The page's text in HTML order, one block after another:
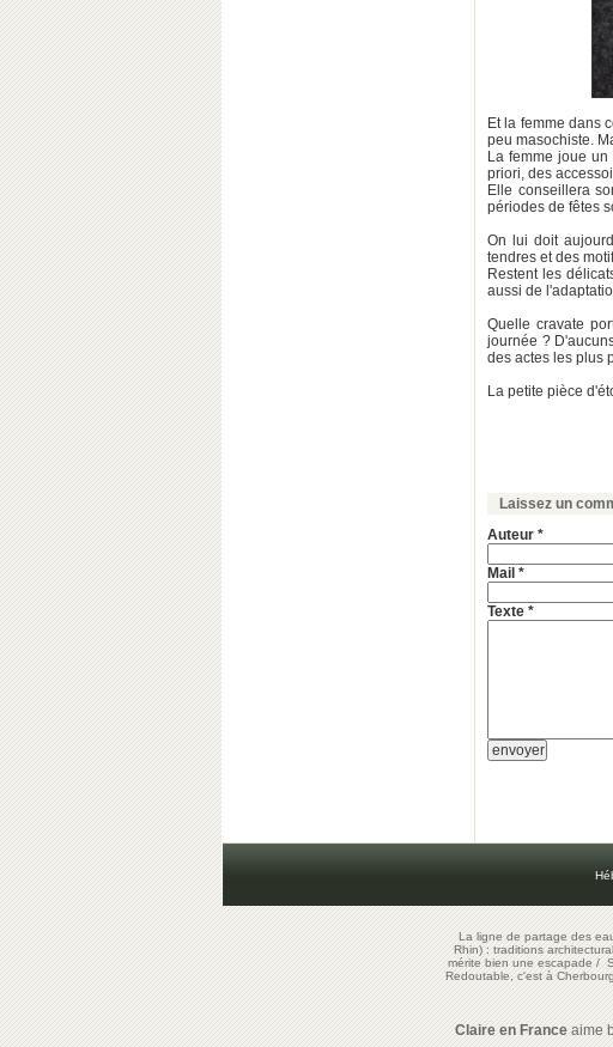
Et la femme dans
peu masochiste.
La femme joue
priori, des
Elle conseillera
périodes de fêtes
On lui doit
tendres et des
Restent les
aussi de
Quelle cravate
journée ?
des actes les plus
La petite pièce
Laissez un
Auteur *
Mail *
Texte *
La ligne de partage des
Rhin) : traditions
mérite bien une escapade/
Redoutable, c'est à
Claire en Franceaime